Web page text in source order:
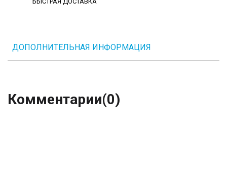
ДОПОЛНИТЕЛЬНАЯ ИНФОРМАЦИЯ
Комментарии(0)